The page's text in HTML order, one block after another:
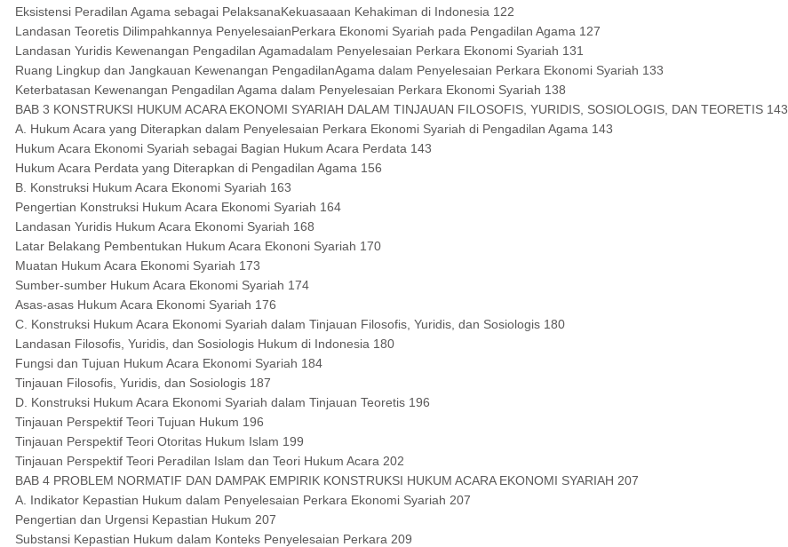
Eksistensi Peradilan Agama sebagai PelaksanaKekuasaaan Kehakiman di Indonesia 122
Landasan Teoretis Dilimpahkannya PenyelesaianPerkara Ekonomi Syariah pada Pengadilan Agama 127
Landasan Yuridis Kewenangan Pengadilan Agamadalam Penyelesaian Perkara Ekonomi Syariah 131
Ruang Lingkup dan Jangkauan Kewenangan PengadilanAgama dalam Penyelesaian Perkara Ekonomi Syariah 133
Keterbatasan Kewenangan Pengadilan Agama dalam Penyelesaian Perkara Ekonomi Syariah 138
BAB 3 KONSTRUKSI HUKUM ACARA EKONOMI SYARIAH DALAM TINJAUAN FILOSOFIS, YURIDIS, SOSIOLOGIS, DAN TEORETIS 143
A. Hukum Acara yang Diterapkan dalam Penyelesaian Perkara Ekonomi Syariah di Pengadilan Agama 143
Hukum Acara Ekonomi Syariah sebagai Bagian Hukum Acara Perdata 143
Hukum Acara Perdata yang Diterapkan di Pengadilan Agama 156
B. Konstruksi Hukum Acara Ekonomi Syariah 163
Pengertian Konstruksi Hukum Acara Ekonomi Syariah 164
Landasan Yuridis Hukum Acara Ekonomi Syariah 168
Latar Belakang Pembentukan Hukum Acara Ekononi Syariah 170
Muatan Hukum Acara Ekonomi Syariah 173
Sumber-sumber Hukum Acara Ekonomi Syariah 174
Asas-asas Hukum Acara Ekonomi Syariah 176
C. Konstruksi Hukum Acara Ekonomi Syariah dalam Tinjauan Filosofis, Yuridis, dan Sosiologis 180
Landasan Filosofis, Yuridis, dan Sosiologis Hukum di Indonesia 180
Fungsi dan Tujuan Hukum Acara Ekonomi Syariah 184
Tinjauan Filosofis, Yuridis, dan Sosiologis 187
D. Konstruksi Hukum Acara Ekonomi Syariah dalam Tinjauan Teoretis 196
Tinjauan Perspektif Teori Tujuan Hukum 196
Tinjauan Perspektif Teori Otoritas Hukum Islam 199
Tinjauan Perspektif Teori Peradilan Islam dan Teori Hukum Acara 202
BAB 4 PROBLEM NORMATIF DAN DAMPAK EMPIRIK KONSTRUKSI HUKUM ACARA EKONOMI SYARIAH 207
A. Indikator Kepastian Hukum dalam Penyelesaian Perkara Ekonomi Syariah 207
Pengertian dan Urgensi Kepastian Hukum 207
Substansi Kepastian Hukum dalam Konteks Penyelesaian Perkara 209